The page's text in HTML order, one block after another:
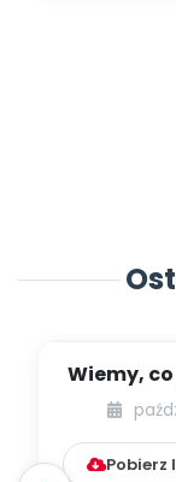
Wiemy,
jak jeść
Pobierz